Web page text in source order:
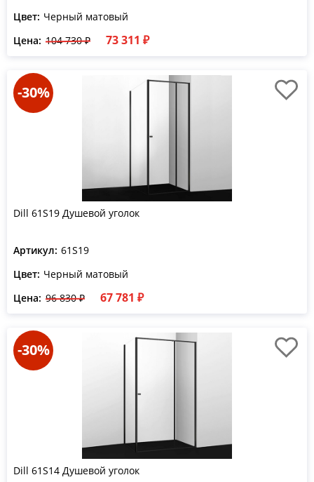
Цвет: Черный матовый
Цена: 104 730 ₽ 73 311 ₽
-30%
Dill 61S19 Душевой уголок
Артикул: 61S19
Цвет: Черный матовый
Цена: 96 830 ₽ 67 781 ₽
-30%
Dill 61S14 Душевой уголок